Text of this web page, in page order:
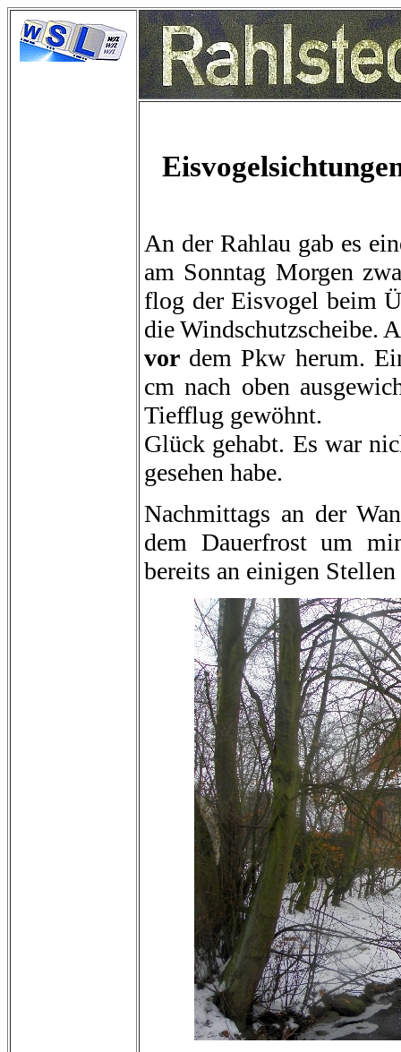
An der Rahlau gab es
am Sonntag Morgen
flog der Eisvogel beim
die Windschutzscheibe.
vor dem Pkw herum.
cm nach oben
Tiefflug gewöhnt.
Glück gehabt. Es war
gesehen habe.
Nachmittags an der
dem Dauerfrost um
bereits an einigen